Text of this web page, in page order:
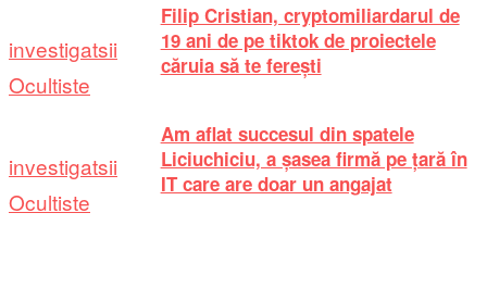
investigatsii
Ocultiste
Filip Cristian, cryptomiliardarul de
19 ani de pe tiktok de proiectele
căruia să te ferești
investigatsii
Ocultiste
Am aflat succesul din spatele
Liciuchiciu, a șasea firmă pe țară în
IT care are doar un angajat